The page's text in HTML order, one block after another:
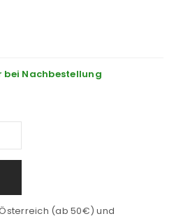
bei Nachbestellung
(ab 50€) und